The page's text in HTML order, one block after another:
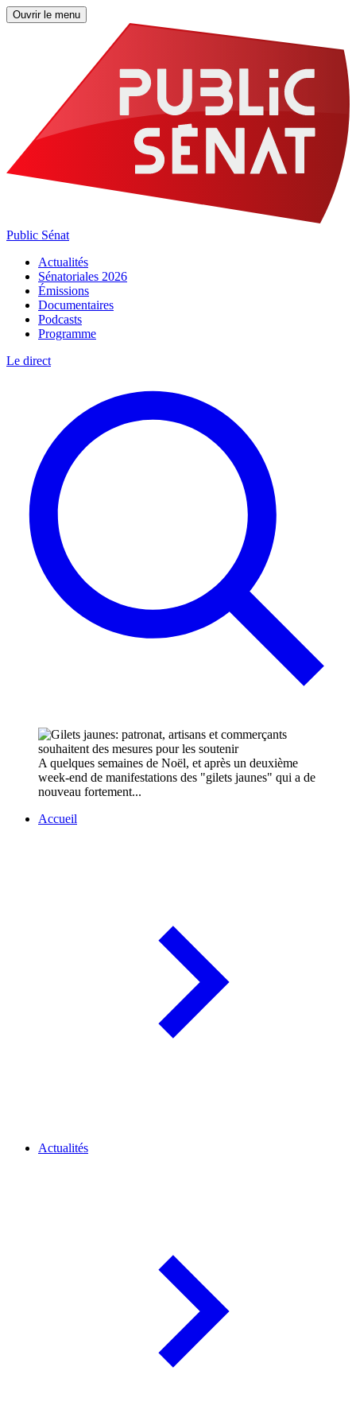
Ouvrir le menu
Public Sénat
Actualités
Sénatoriales 2026
Émissions
Documentaires
Podcasts
Programme
Le direct
A quelques semaines de Noël, et après un deuxième
week-end de manifestations des "gilets jaunes" qui a de
nouveau fortement...
Accueil
Actualités